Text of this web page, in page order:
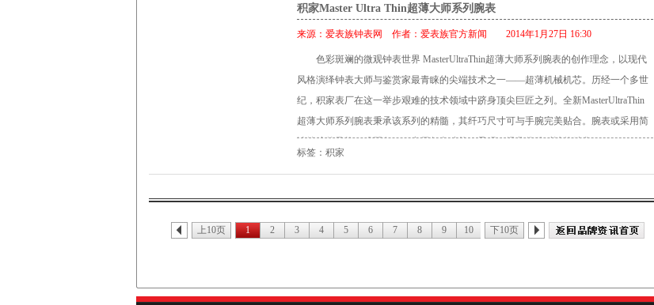
举。 Master Compressor Chronograph Ceramic 大师系列陶瓷计时码表技术参数 机芯 积
家757 型自动上链机械机芯，手工制作、组装、装饰 每小时振频28,800 次 动力储存65
小时 300 枚零部件 厚度：6.27 毫米 45 颗宝石 功能 时、分、日期显示 计时功能：小时
计时器、分钟计时器和中央秒针 机芯运作显示 第二时区时间带昼/夜显示 表盘 黑色半
哑光表盘，配以夜光压印数字及时标 指针 镂空夜光梯形指针 表冠 3 点钟位置设有1 枚
精钢压缩螺旋表冠，用于启动腕表、调校时、分、日期与第二地时间 2 枚精钢按钮，
分别设于2 点钟位置和4 点钟位置，用于操作计时功能 表壳 陶瓷表壳，直径46 毫米 蓝
宝石水晶玻璃 防水深度：100米 表带与表扣 黑色Trieste 小牛皮表带 缎面打磨精钢针扣
果。在机芯旁的万年历则清楚显示星期、日期、月份、年份和月相。小秒针在飞行陀
飞轮上记录珍贵时刻，展现积家大胆创新的气魄。 在美学方面，
得以一览手工装饰细节，装饰工序遵循最纯粹的传统制表工艺。22K金摆陀的设计来
自积家于1889年巴黎万国博览会所获得的金质奖章。当时万国博览会以此奖章奖励品
腕表的表壳中搭载飞行陀飞轮和万年历，要取得两者之间的平衡，难度极高。因此，
Perpétuel超卓传统万年历圆柱游丝陀飞轮大师系列腕表，积家彰显自创立以来始终秉
家“JL”的品牌标志。 MasterUltraThin Date超薄日期显示大师系列腕表以经典的优雅风
899型自动上链机械机芯的可靠性与精确度也是幕后英雄。机芯摆轮振频高达每小时
28,800次，22K金摆陀随着前臂摆动即可为机芯上链，通过蓝宝石水晶表背透出温润的
金色光芒。 MasterUltraThinDate超薄日期显示大师系列腕表在踏上生命之旅前，仍需
钟表鉴赏家不厌其烦、乐此不疲地进行一道程序――在手腕上扣上玫瑰金针扣，不但
将鳄鱼皮表带的两端合在一起，更将时计的命运与永恒魅力融为一体。 帷幕徐徐落
汝山谷大工坊凭借才华与热情孕育而出的高贵品质。 Master Ultra Thin Date 超薄日期
饰以4N抛光镶贴时标 指针：太子妃式指针 功能： 时、分显示，中央秒针，日期显示
积家Master Ultra Thin超薄大师系列腕表
来源： 爱表族钟表网 作者： 爱表族官方新闻 2014年1月27日 16:30
色彩斑斓的微观钟表世界 MasterUltraThin超薄大师系列腕表的创作理念，以现代
风格演绎钟表大师与鉴赏家最青睐的尖端技术之一――超薄机械机芯。历经一个多世
纪，积家表厂在这一举步艰难的技术领域中跻身顶尖巨匠之列。全新MasterUltraThin
超薄大师系列腕表秉承该系列的精髓，其纤巧尺寸可与手腕完美贴合。腕表或采用简
洁纯粹的风格，或配备一项实用复杂功能，呈现了经典优雅时计的精华。 Master Ultra
的工作中展现傲人的精准度与可靠性能。2014年，积家推出全新表款，每一处细节无
不彰显美观与简洁操作的完美融合，唯美的设计让人联想到钟表业的鼎盛时光，搭载
择。 钟表业的鼎盛时光 无疑，积家MasterUltraThin超薄大师系列腕表囊括了表厂精致
标签：积家
上10页 1 2 3 4 5 6 7 8 9 10 下10页